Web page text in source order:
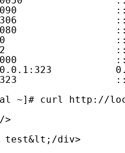
~]# curl http://
>
test&lt;/div>